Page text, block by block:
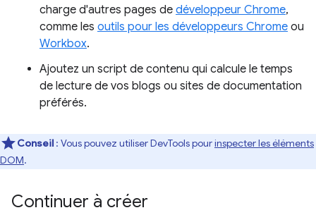
charge d'autres pages de développeur Chrome,
comme les outils pour les développeurs Chrome ou
Workbox.
Ajoutez un script de contenu qui calcule le temps
de lecture de vos blogs ou sites de documentation
préférés.
Conseil : Vous pouvez utiliser DevTools pourinspecter les éléments
DOM.
Continuer à créer